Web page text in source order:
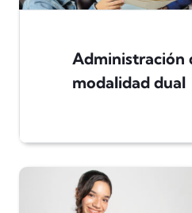
Administración
modalidad dual